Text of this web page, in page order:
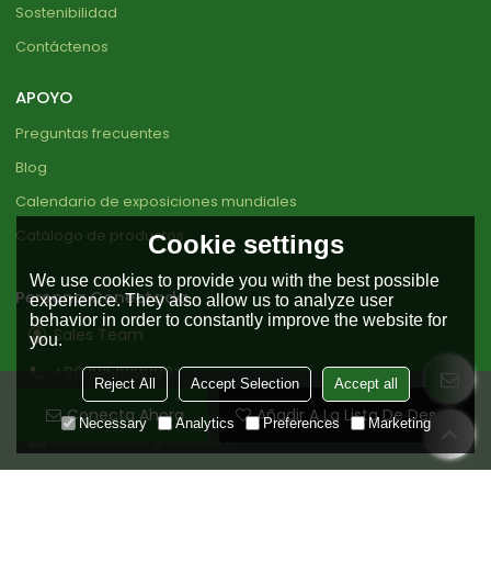
Conecta Ahora Añadir A La Lista De Deseos
Sostenibilidad
Contáctenos
APOYO
Preguntas frecuentes
Blog
Calendario de exposiciones mundiales
Catálogo de productos
Persona Conectada
Sales Team
+86 18151919890
+86 0511-85598456
Cookie settings
We use cookies to provide you with the best possible
experience. They also allow us to analyze user
behavior in order to constantly improve the website for
you.
Reject All Accept Selection Accept all
Necessary Analytics Preferences Marketing